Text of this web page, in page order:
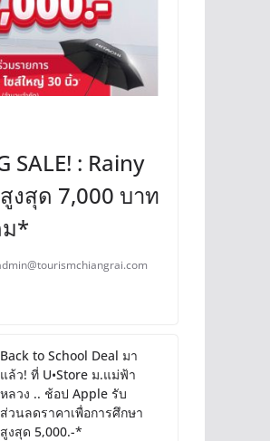
SALE! : Rainy
งสุด 7,000 บาท
*
Back to School Deal มา
แล้ว! ที่ U•Store ม.แม่ฟ้า
หลวง .. ช้อป Apple รับ
ส่วนลดราคาเพื่อการศึกษา
สูงสุด 5,000.-*